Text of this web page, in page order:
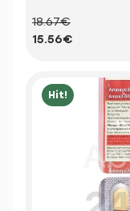
18.67€
15.56€
Hit!